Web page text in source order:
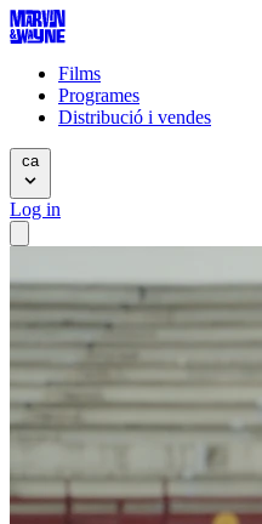
Films
Programes
Distribució i vendes
ca
Log in